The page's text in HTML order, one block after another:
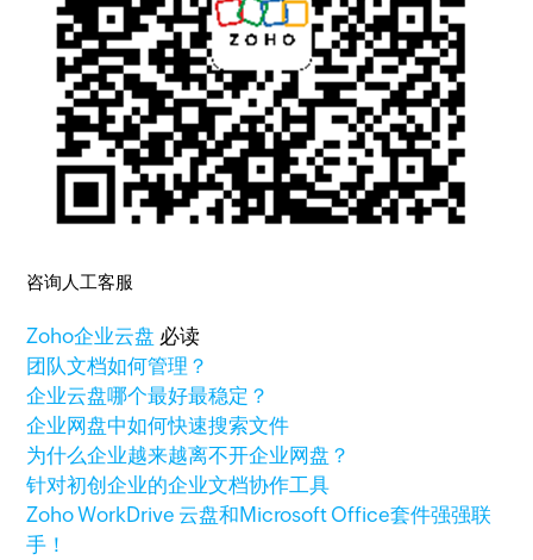
咨询人工客服
Zoho企业云盘 必读
团队文档如何管理？
企业云盘哪个最好最稳定？
企业网盘中如何快速搜索文件
为什么企业越来越离不开企业网盘？
针对初创企业的企业文档协作工具
Zoho WorkDrive 云盘和Microsoft Office套件强强联
手！